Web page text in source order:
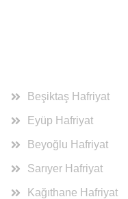
Beşiktaş Hafriyat
Eyüp Hafriyat
Beyoğlu Hafriyat
Sarıyer Hafriyat
Kağıthane Hafriyat